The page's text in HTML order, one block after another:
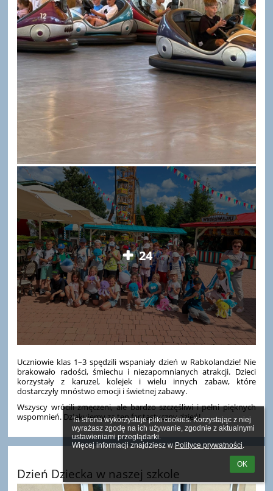
Ta strona wykorzystuje pliki cookies. Korzystając z niej
wyrażasz zgodę na ich używanie, zgodnie z aktualnymi
ustawieniami przeglądarki.
Więcej informacji znajdziesz w Polityce prywatności.
OK
24
Uczniowie klas 1–3 spędzili wspaniały dzień w Rabkolandzie! Nie
brakowało radości, śmiechu i niezapomnianych atrakcji. Dzieci
korzystały z karuzel, kolejek i wielu innych zabaw, które
dostarczyły mnóstwo emocji i świetnej zabawy.
Wszyscy wrócili zmęczeni, ale bardzo szczęśliwi i pełni pięknych
wspomnień. Dziękujemy za ten fantastyczny dzień!
Dzień Dziecka w naszej szkole